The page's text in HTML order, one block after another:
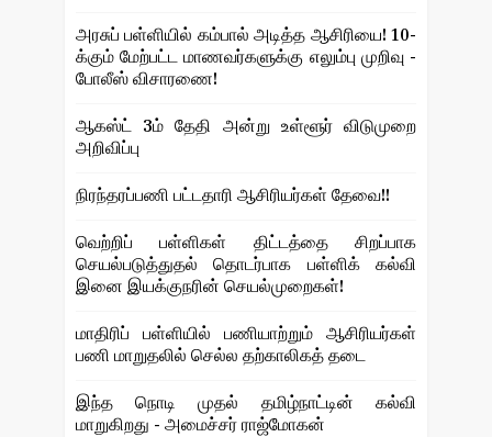
அரசுப் பள்ளியில் கம்பால் அடித்த ஆசிரியை! 10-
க்கும் மேற்பட்ட மாணவர்களுக்கு எலும்பு முறிவு -
போலீஸ் விசாரணை!
ஆகஸ்ட் 3ம் தேதி அன்று உள்ளூர் விடுமுறை
அறிவிப்பு
நிரந்தரப்பணி பட்டதாரி ஆசிரியர்கள் தேவை!!
வெற்றிப் பள்ளிகள் திட்டத்தை சிறப்பாக
செயல்படுத்துதல் தொடர்பாக பள்ளிக் கல்வி
இனை இயக்குநரின் செயல்முறைகள்!
மாதிரிப் பள்ளியில் பணியாற்றும் ஆசிரியர்கள்
பணி மாறுதலில் செல்ல தற்காலிகத் தடை
இந்த நொடி முதல் தமிழ்நாட்டின் கல்வி
மாறுகிறது - அமைச்சர் ராஜ்மோகன்